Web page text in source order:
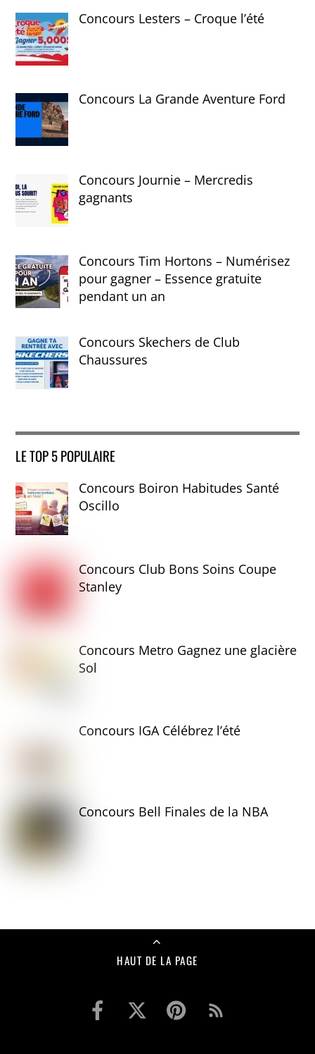
Concours Lesters – Croque l’été
Concours La Grande Aventure Ford
Concours Journie – Mercredis
gagnants
Concours Tim Hortons – Numérisez
pour gagner – Essence gratuite
pendant un an
Concours Skechers de Club
Chaussures
LE TOP 5 POPULAIRE
Concours Boiron Habitudes Santé
Oscillo
Concours Club Bons Soins Coupe
Stanley
Concours Metro Gagnez une glacière
Sol
Concours IGA Célébrez l’été
Concours Bell Finales de la NBA
HAUT DE LA PAGE